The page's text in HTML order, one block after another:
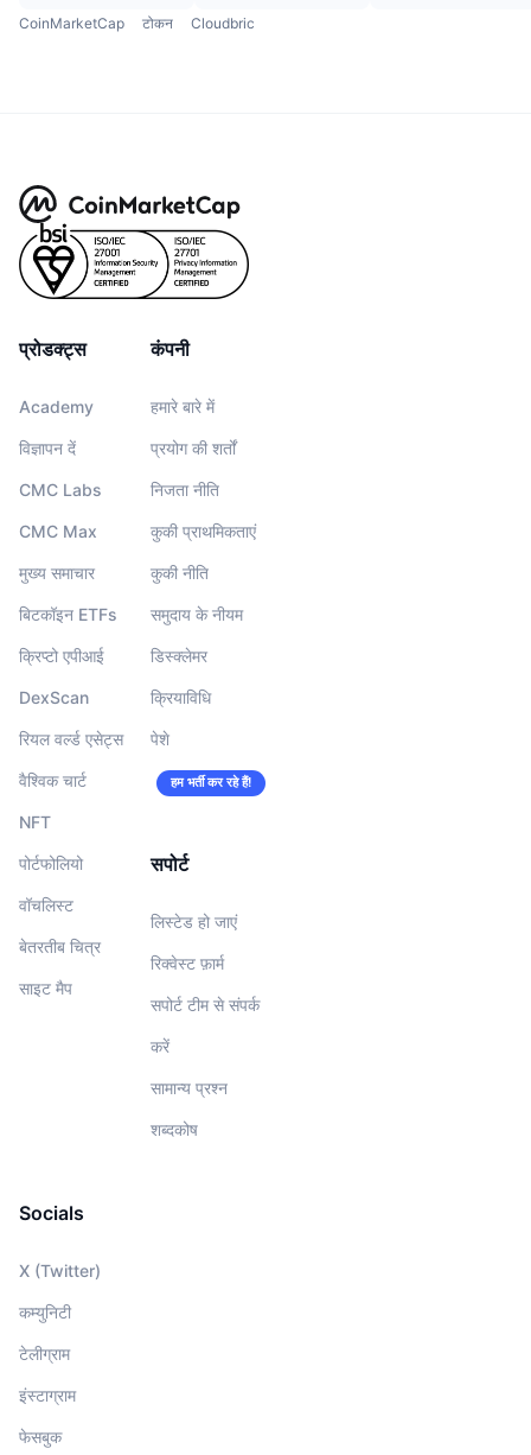
CoinMarketCap टोकन Cloudbric
प्रोडक्ट्स
Academy
विज्ञापन दें
CMC Labs
CMC Max
मुख्य समाचार
बिटकॉइन ETFs
क्रिप्टो एपीआई
DexScan
रियल वर्ल्ड एसेट्स
वैश्विक चार्ट
NFT
पोर्टफोलियो
वॉचलिस्‍ट
बेतरतीब चित्र
साइट मैप
कंपनी
हमारे बारे में
प्रयोग की शर्तों
निजता नीति
कुकी प्राथमिकताएं
कुकी नीति
समुदाय के नीयम
डिस्क्लेमर
क्रियाविधि
पेशे
हम भर्ती कर रहे हैं!
सपोर्ट
लिस्टेड हो जाएं
रिक्वेस्ट फ़ार्म
सपोर्ट टीम से संपर्क
करें
सामान्य प्रश्न
शब्दकोष
Socials
X (Twitter)
कम्युनिटी
टेलीग्राम
इंस्टाग्राम
फेसबुक